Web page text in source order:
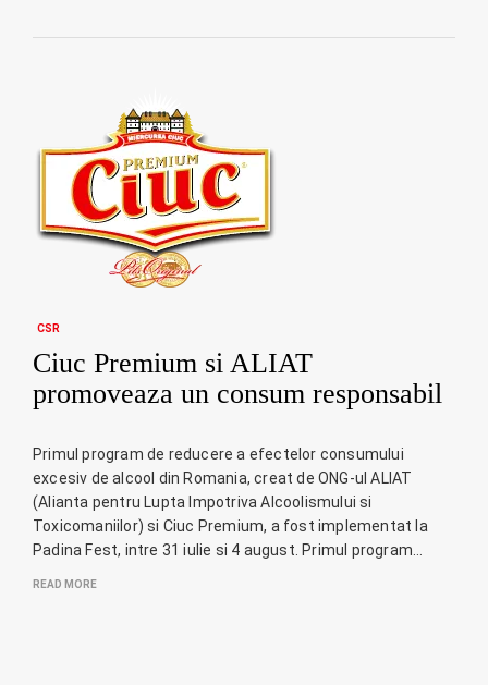
CSR
Ciuc Premium si ALIAT
promoveaza un consum responsabil
Primul program de reducere a efectelor consumului
excesiv de alcool din Romania, creat de ONG-ul ALIAT
(Alianta pentru Lupta Impotriva Alcoolismului si
Toxicomaniilor) si Ciuc Premium, a fost implementat la
Padina Fest, intre 31 iulie si 4 august. Primul program…
READ MORE